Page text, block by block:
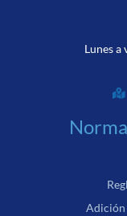
Lunes a
Adición